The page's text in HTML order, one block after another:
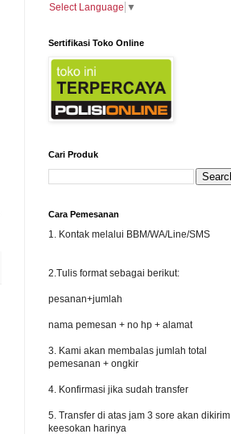
Select Language ▼
Sertifikasi Toko Online
Cari Produk
Cara Pemesanan
1. Kontak melalui BBM/WA/Line/SMS
2.Tulis format sebagai berikut:
pesanan+jumlah
nama pemesan + no hp + alamat
3. Kami akan membalas jumlah total
pemesanan + ongkir
4. Konfirmasi jika sudah transfer
5. Transfer di atas jam 3 sore akan dikirim
keesokan harinya